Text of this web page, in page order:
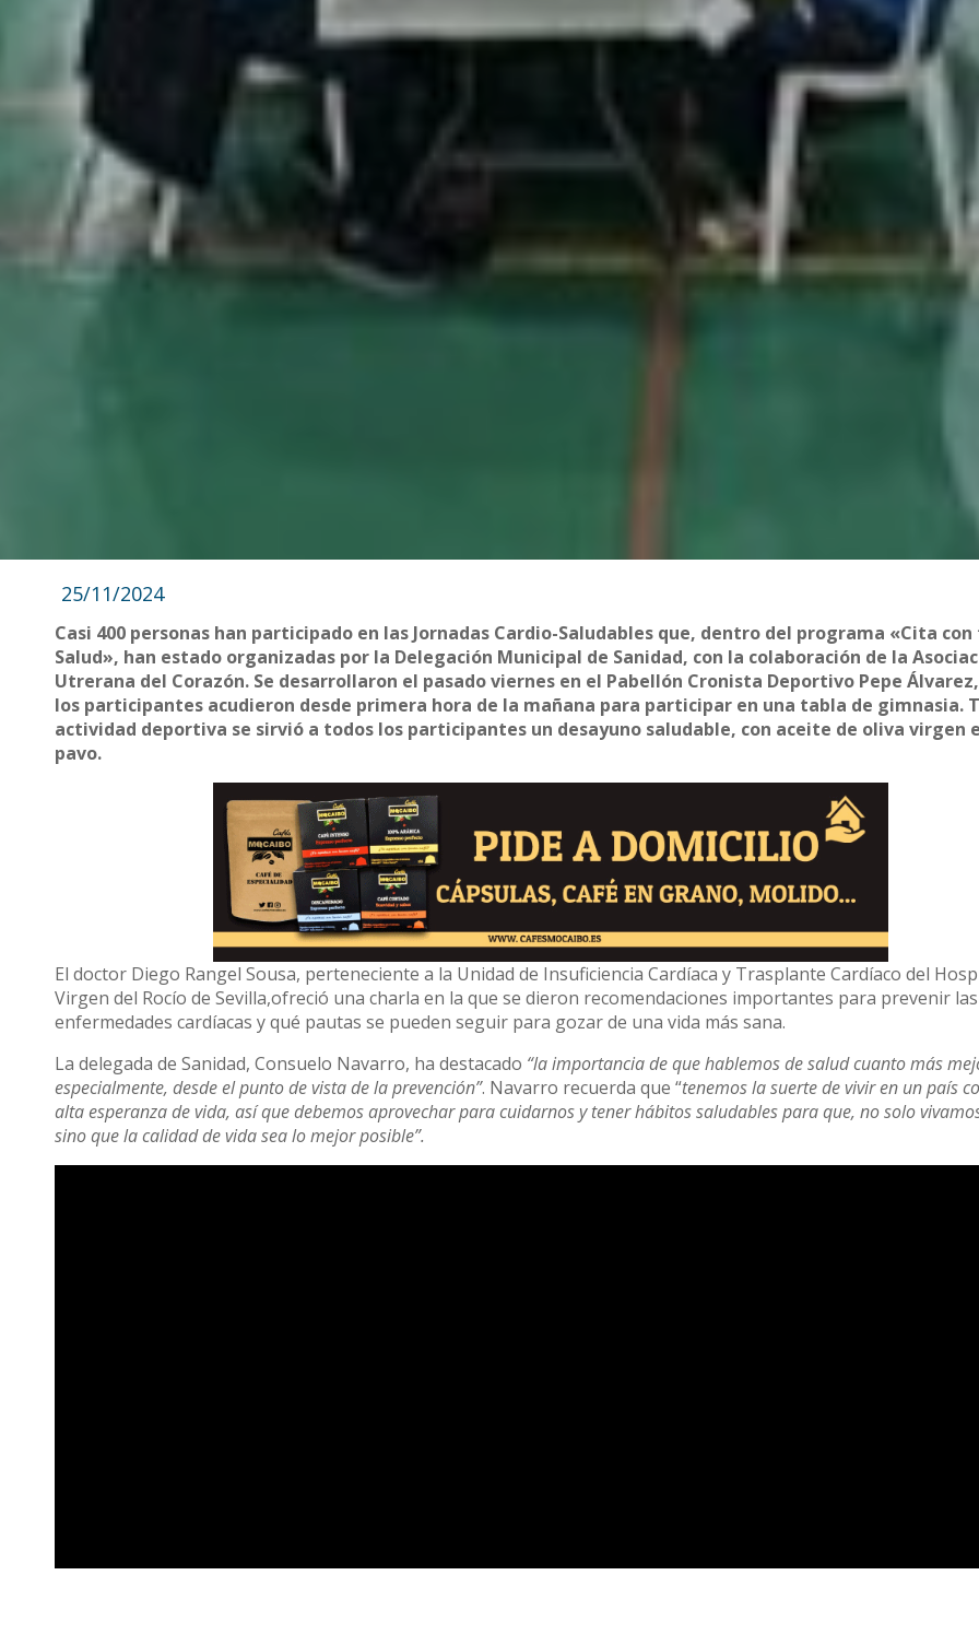
25/11/2024
Casi 400 personas han participado en las Jornadas Cardio-Saludables que, dentro del programa «Cita
Salud», han estado organizadas por la Delegación Municipal de Sanidad, con la colaboración de la
Utrerana del Corazón. Se desarrollaron el pasado viernes en el Pabellón Cronista Deportivo Pepe
los participantes acudieron desde primera hora de la mañana para participar en una tabla de gimnasia.
actividad deportiva se sirvió a todos los participantes un desayuno saludable, con aceite de oliva virgen
pavo.
El doctor Diego Rangel Sousa, perteneciente a la Unidad de Insuficiencia Cardíaca y Trasplante Cardíaco del
Virgen del Rocío de Sevilla,ofreció una charla en la que se dieron recomendaciones importantes para prevenir las
enfermedades cardíacas y qué pautas se pueden seguir para gozar de una vida más sana.
La delegada de Sanidad, Consuelo Navarro, ha destacado “la importancia de que hablemos de salud cuanto más
especialmente, desde el punto de vista de la prevención”. Navarro recuerda que “tenemos la suerte de vivir en un país
alta esperanza de vida, así que debemos aprovechar para cuidarnos y tener hábitos saludables para que, no solo
sino que la calidad de vida sea lo mejor posible”.